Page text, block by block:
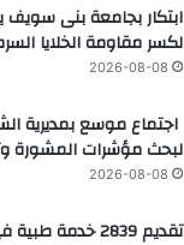
ابتكار بجامعة بنى سويف
لكسر مقاومة الخلايا
2026-08-08
اجتماع موسع بمديرية
لبحث مؤشرات المشورة
2026-08-08
تقديم 2839